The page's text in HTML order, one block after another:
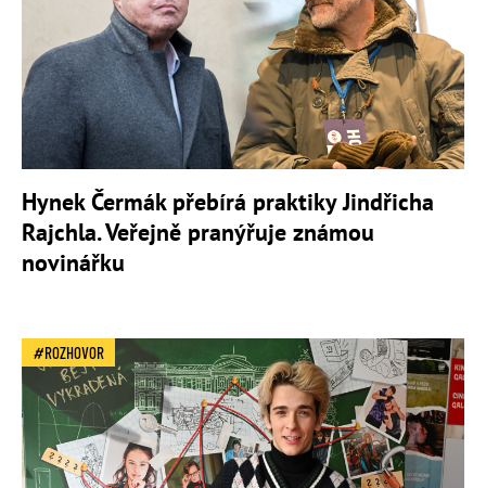
Hynek Čermák přebírá praktiky Jindřicha
Rajchla. Veřejně pranýřuje známou
novinářku
ROZHOVOR